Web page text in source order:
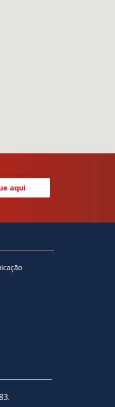
aqui